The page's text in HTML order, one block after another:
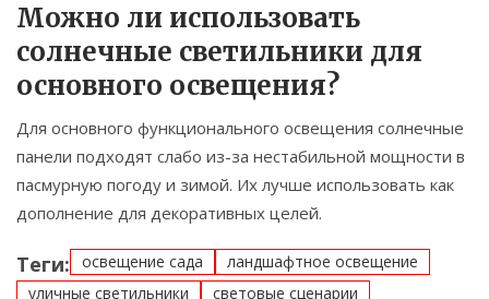
Можно ли использовать
солнечные светильники для
основного освещения?
Для основного функционального освещения солнечные
панели подходят слабо из-за нестабильной мощности в
пасмурную погоду и зимой. Их лучше использовать как
дополнение для декоративных целей.
Теги: освещение сада
ландшафтное освещение
уличные светильники
световые сценарии